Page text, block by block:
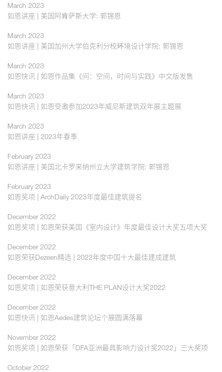
March 2023
如恩讲座 | 美国阿肯萨斯大学: 郭锡恩
March 2023
如恩讲座 | 美国加州大学伯克利分校环境设计学院: 郭锡恩
March 2023
如恩快讯 | 如恩作品集《间：空间，时间与实践》中文版发售
March 2023
如恩快讯 | 如恩受邀参加2023年威尼斯建筑双年展主题展
March 2023
如恩讲座 | 2023年春季
February 2023
如恩讲座 | 美国北卡罗来纳州立大学建筑学院: 郭锡恩
February 2023
如恩奖项 | ArchDaily 2023年度最佳建筑提名
December 2022
如恩奖项 | 如恩荣获美国《室内设计》年度最佳设计大奖五项大奖
December 2022
如恩荣获Dezeen精选 | 2022年度中国十大最佳建成建筑
December 2022
如恩奖项 | 如恩荣获意大利THE PLAN设计大奖2022
December 2022
如恩快讯 | 如恩Aedes建筑论坛个展圆满落幕
November 2022
如恩奖项 | 如恩荣获「DFA亚洲最具影响力设计奖2022」三大奖项
October 2022